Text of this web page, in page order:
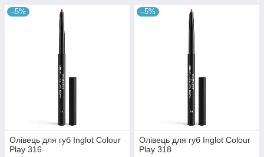
–5%
Олівець для губ Inglot Colour
Play 316
–5%
Олівець для губ Inglot Colour
Play 318